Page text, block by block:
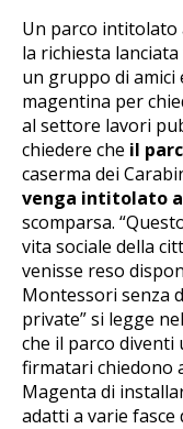
Un parco intitolato
la richiesta
un gruppo di amici
magentina per
al settore lavori
chiedere che il
caserma dei
venga intitolato a
scomparsa.
vita sociale della
venisse reso
Montessori senza
private” si legge
che il parco
firmatari chiedono
Magenta di
adatti a varie fasce